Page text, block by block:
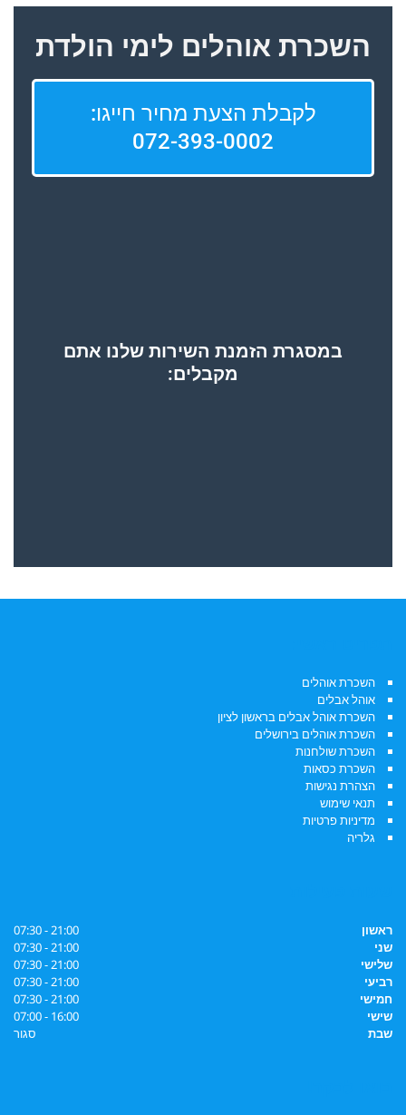
השכרת אוהלים לימי הולדת
לקבלת הצעת מחיר חייגו:
072-393-0002
במסגרת הזמנת השירות שלנו אתם
מקבלים:
השכרת אוהלים
אוהל אבלים
השכרת אוהל אבלים בראשון לציון
השכרת אוהלים בירושלים
השכרת שולחנות
השכרת כסאות
הצהרת נגישות
תנאי שימוש
מדיניות פרטיות
גלריה
ראשון
21:00 - 07:30
שני
21:00 - 07:30
שלישי
21:00 - 07:30
רביעי
21:00 - 07:30
חמישי
21:00 - 07:30
שישי
16:00 - 07:00
שבת
סגור